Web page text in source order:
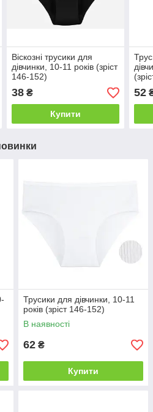
Віскозні трусики для
дівчинки, 10-11 років (зріст
146-152)
38₴
Купити
52
Трусики для дівчинки, 10-11
років (зріст 146-152)
В наявності
62 ₴
Купити